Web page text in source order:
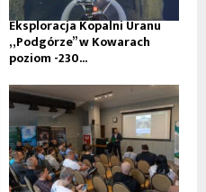
Eksploracja Kopalni Uranu
„Podgórze” w Kowarach
poziom -230...